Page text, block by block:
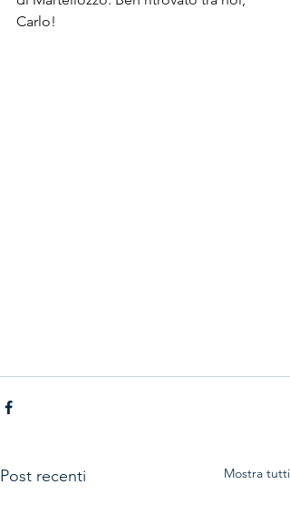
Carlo!
Post recenti Mostra tutti